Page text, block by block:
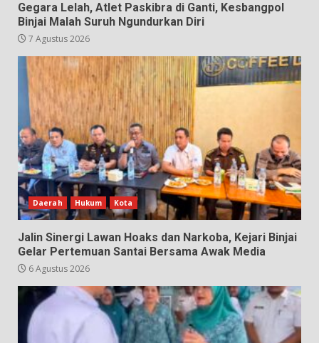
Gegara Lelah, Atlet Paskibra di Ganti, Kesbangpol
Binjai Malah Suruh Ngundurkan Diri
7 Agustus 2026
Daerah Hukum Kota
Jalin Sinergi Lawan Hoaks dan Narkoba, Kejari Binjai
Gelar Pertemuan Santai Bersama Awak Media
6 Agustus 2026